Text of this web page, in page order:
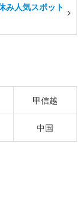
み人気スポット
甲信越
中国